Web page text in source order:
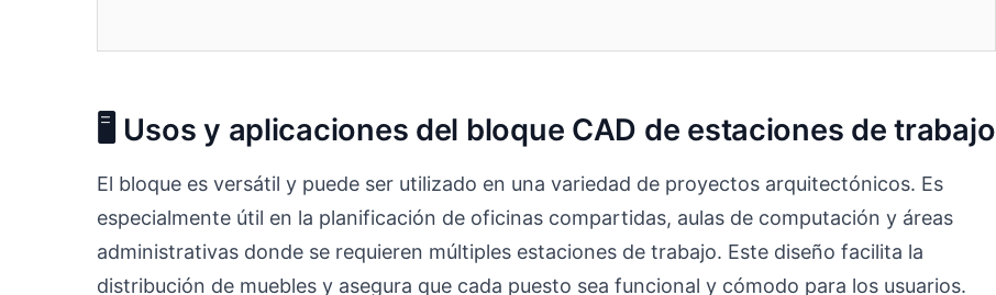
🖥️ Usos y aplicaciones del bloque CAD de estaciones de trabajo
El bloque es versátil y puede ser utilizado en una variedad de proyectos arquitectónicos. Es
especialmente útil en la planificación de oficinas compartidas, aulas de computación y áreas
administrativas donde se requieren múltiples estaciones de trabajo. Este diseño facilita la
distribución de muebles y asegura que cada puesto sea funcional y cómodo para los usuarios.